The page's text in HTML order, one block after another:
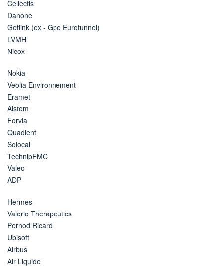
Cellectis
Danone
Getlink (ex - Gpe Eurotunnel)
LVMH
Nicox
Nokia
Veolia Environnement
Eramet
Alstom
Forvia
Quadient
Solocal
TechnipFMC
Valeo
ADP
Hermes
Valerio Therapeutics
Pernod Ricard
Ubisoft
Airbus
Air Liquide